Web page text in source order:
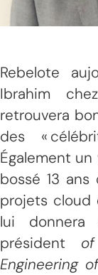
Rebelote
Ibrahim
retrouvera
des «
Également
bossé 13
projets cloud
lui
président
Engineering